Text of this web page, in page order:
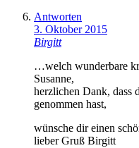
Antworten
3. Oktober 2015
Birgitt
…welch wunderbare
Susanne,
herzlichen Dank, dass
genommen hast,
wünsche dir einen
lieber Gruß Birgitt